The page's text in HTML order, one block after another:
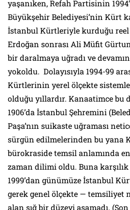
yaşanıken, Refah Partisinin
Büyükşehir Belediyesi’nin Kürt
İstanbul Kürtleriyle kurduğu
Erdoğan sonrası Ali Müfit
bir daralmaya uğradı ve
yokoldu. Dolayısıyla 1994-99
Kürtlerinin yerel ölçekte
olduğu yıllardır. Kanaatimce bu
1906’da İstanbul Şehremini
Paşa’nın suikaste uğraması
sürgün edilmelerinden bu yana
bürokraside temsil anlamında
zaman dilimi oldu. Buna
1999’dan günümüze İstanbul
gerek genel ölçekte — temsiliyet
alan sığ bir düzeyi aşamadı.